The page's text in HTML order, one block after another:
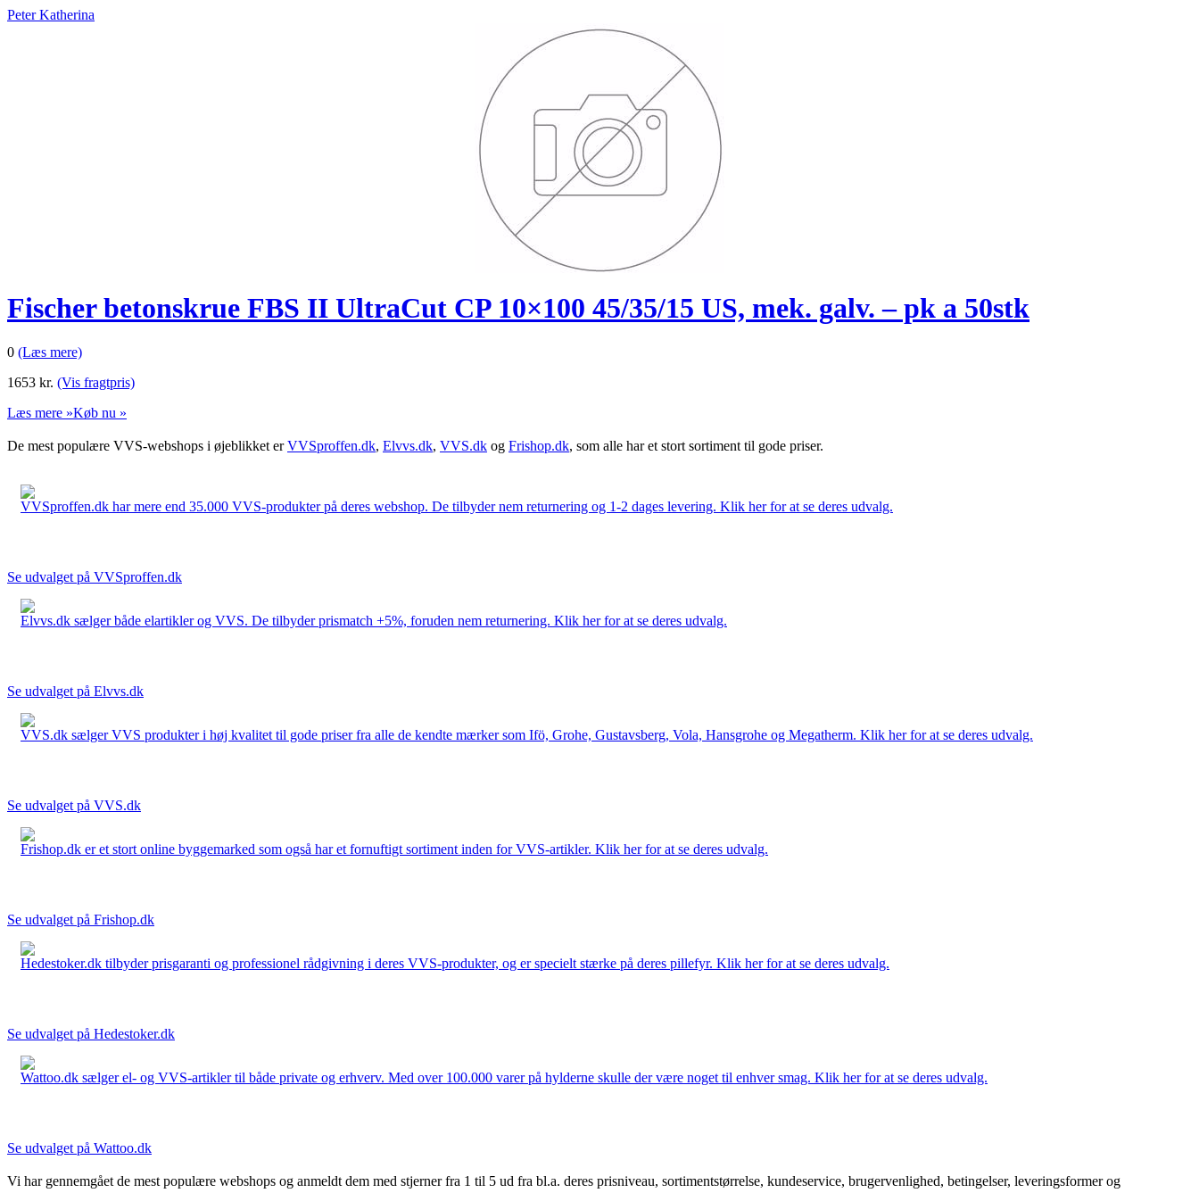
Peter Katherina
Fischer betonskrue FBS II UltraCut CP 10×100 45/35/15 US, mek. galv. – pk a 50stk
0 (Læs mere)
1653 kr. (Vis fragtpris)
Læs mere »Køb nu »
De mest populære VVS-webshops i øjeblikket erVVSproffen.dk, Elvvs.dk, VVS.dk og Frishop.dk, som alle har et stort sortiment til gode priser.
VVSproffen.dk har mere end 35.000 VVS-produkter på deres webshop. De tilbyder nem returnering og 1-2 dages levering. Klik her for at se deres udvalg.
Se udvalget på VVSproffen.dk
Elvvs.dk sælger både elartikler og VVS. De tilbyder prismatch +5%, foruden nem returnering. Klik her for at se deres udvalg.
Se udvalget på Elvvs.dk
VVS.dk sælger VVS produkter i høj kvalitet til gode priser fra alle de kendte mærker som Ifö, Grohe, Gustavsberg, Vola, Hansgrohe og Megatherm. Klik her for at se deres udvalg.
Se udvalget på VVS.dk
Frishop.dk er et stort online byggemarked som også har et fornuftigt sortiment inden for VVS-artikler. Klik her for at se deres udvalg.
Se udvalget på Frishop.dk
Hedestoker.dk tilbyder prisgaranti og professionel rådgivning i deres VVS-produkter, og er specielt stærke på deres pillefyr. Klik her for at se deres udvalg.
Se udvalget på Hedestoker.dk
Wattoo.dk sælger el- og VVS-artikler til både private og erhverv. Med over 100.000 varer på hylderne skulle der være noget til enhver smag. Klik her for at se deres udvalg.
Se udvalget på Wattoo.dk
Vi har gennemgået de mest populære webshops og anmeldt dem med stjerner fra 1 til 5 ud fra bl.a. deres prisniveau, sortimentstørrelse, kundeservice, brugervenlighed, betingelser, leveringsformer og